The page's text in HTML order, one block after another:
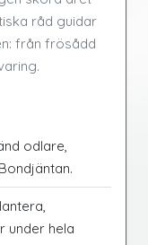
råd guidar
från frösådd
odlare,
under hela